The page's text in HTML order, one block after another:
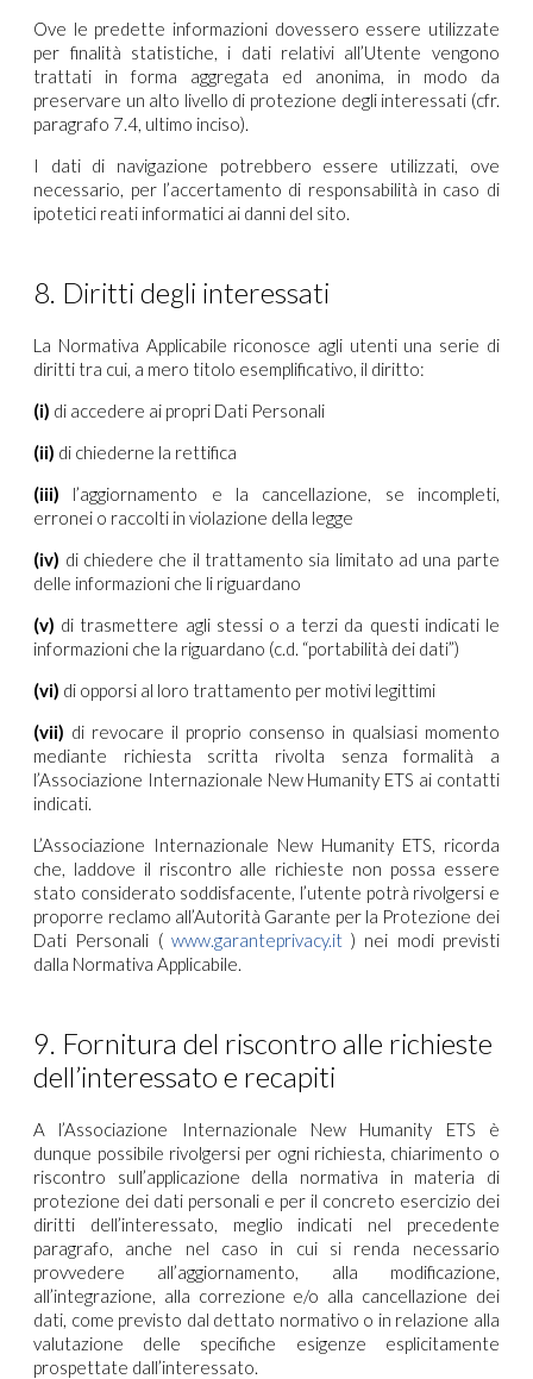
Ove le predette informazioni dovessero essere utilizzate
per finalità statistiche, i dati relativi all’Utente vengono
trattati in forma aggregata ed anonima, in modo da
preservare un alto livello di protezione degli interessati (cfr.
paragrafo 7.4, ultimo inciso).
I dati di navigazione potrebbero essere utilizzati, ove
necessario, per l’accertamento di responsabilità in caso di
ipotetici reati informatici ai danni del sito.
8. Diritti degli interessati
La Normativa Applicabile riconosce agli utenti una serie di
diritti tra cui, a mero titolo esemplificativo, il diritto:
(i) di accedere ai propri Dati Personali
(ii) di chiederne la rettifica
(iii) l’aggiornamento e la cancellazione, se incompleti,
erronei o raccolti in violazione della legge
(iv) di chiedere che il trattamento sia limitato ad una parte
delle informazioni che li riguardano
(v) di trasmettere agli stessi o a terzi da questi indicati le
informazioni che la riguardano (c.d. “portabilità dei dati”)
(vi) di opporsi al loro trattamento per motivi legittimi
(vii) di revocare il proprio consenso in qualsiasi momento
mediante richiesta scritta rivolta senza formalità a
l’Associazione Internazionale New Humanity ETS ai contatti
indicati.
L’Associazione Internazionale New Humanity ETS, ricorda
che, laddove il riscontro alle richieste non possa essere
stato considerato soddisfacente, l’utente potrà rivolgersi e
proporre reclamo all’Autorità Garante per la Protezione dei
Dati Personali ( www.garanteprivacy.it) nei modi previsti
dalla Normativa Applicabile.
9. Fornitura del riscontro alle richieste
dell’interessato e recapiti
A l’Associazione Internazionale New Humanity ETS è
dunque possibile rivolgersi per ogni richiesta, chiarimento o
riscontro sull’applicazione della normativa in materia di
protezione dei dati personali e per il concreto esercizio dei
diritti dell’interessato, meglio indicati nel precedente
paragrafo, anche nel caso in cui si renda necessario
provvedere all’aggiornamento, alla modificazione,
all’integrazione, alla correzione e/o alla cancellazione dei
dati, come previsto dal dettato normativo o in relazione alla
valutazione delle specifiche esigenze esplicitamente
prospettate dall’interessato.